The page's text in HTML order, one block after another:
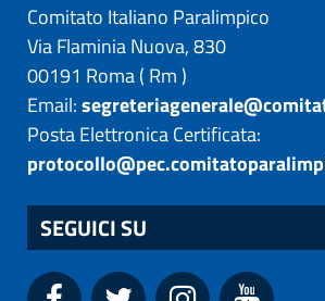
Comitato Italiano Paralimpico
Via Flaminia Nuova, 830
00191 Roma( Rm)
Email:
Posta Elettronica Certificata:
SEGUICI SU